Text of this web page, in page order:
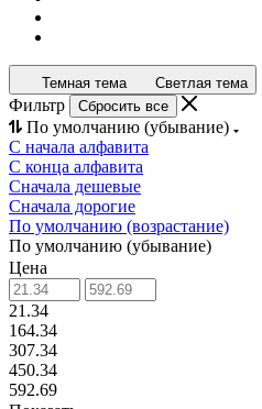
Темная тема Светлая тема
Фильтр Сбросить все
По умолчанию (убывание)
С начала алфавита
С конца алфавита
Сначала дешевые
Сначала дорогие
По умолчанию (возрастание)
По умолчанию (убывание)
Цена
21.34
164.34
307.34
450.34
592.69